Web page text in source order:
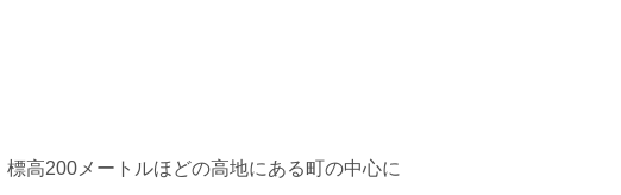
高200メートルほどの高地にある町の中心に